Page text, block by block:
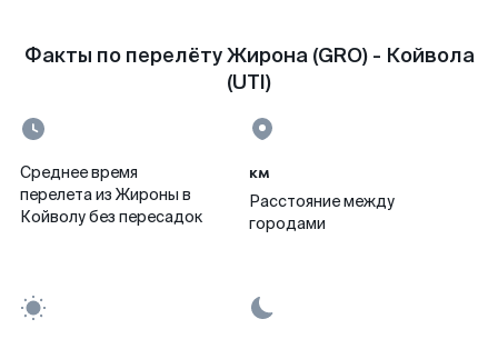
Факты по перелёту Жирона (GRO) - Койвола
(UTI)
Среднее время
перелета из Жироны в
Койволу без пересадок
км
Расстояние между
городами